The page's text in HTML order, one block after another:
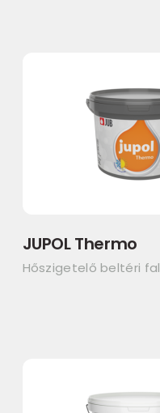
JUPOL Thermo
Hőszigetelő beltéri